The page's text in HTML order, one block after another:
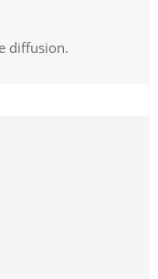
diffusion.